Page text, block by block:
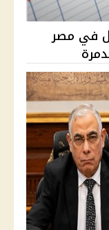
في مصر